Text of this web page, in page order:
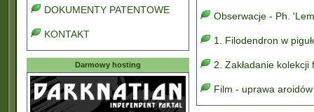
DOKUMENTY PATENTOWE
KONTAKT
Darmowy hosting
Obserwacje - Ph.
1. Filodendron w
2. Zakładanie
Film - uprawa